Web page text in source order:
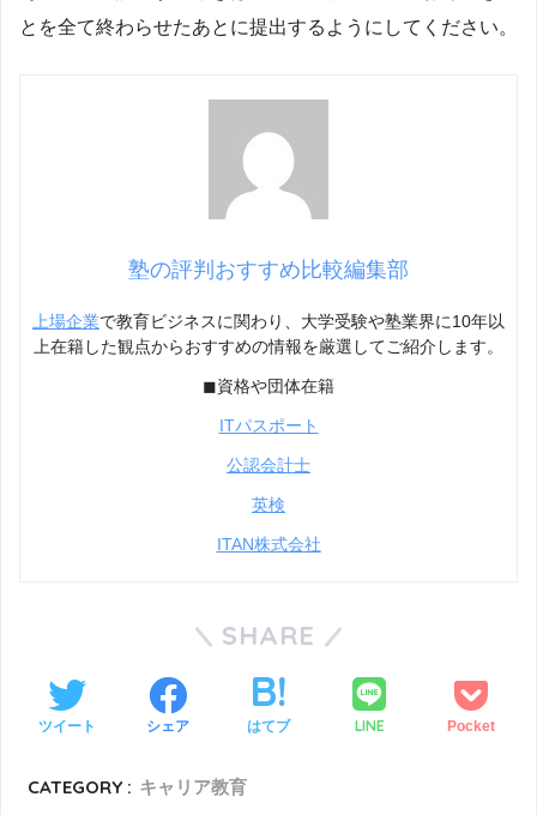
とを全て終わらせたあとに提出するようにしてください。
塾の評判おすすめ比較編集部
上場企業で教育ビジネスに関わり、大学受験や塾業界に10年以
上在籍した観点からおすすめの情報を厳選してご紹介します。
◼︎資格や団体在籍
ITパスポート
公認会計士
英検
ITAN株式会社
SHARE
ツイート シェア はてブ LINE Pocket
CATEGORY : キャリア教育